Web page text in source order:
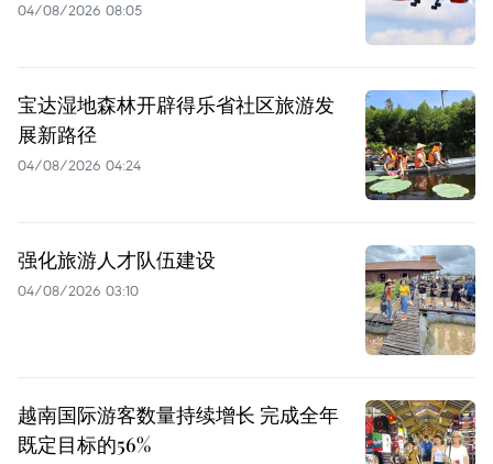
04/08/2026 08:05
宝达湿地森林开辟得乐省社区旅游发
展新路径
04/08/2026 04:24
强化旅游人才队伍建设
04/08/2026 03:10
越南国际游客数量持续增长 完成全年
既定目标的56%